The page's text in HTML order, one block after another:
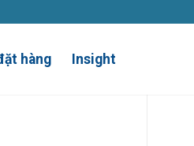
hàng Insight